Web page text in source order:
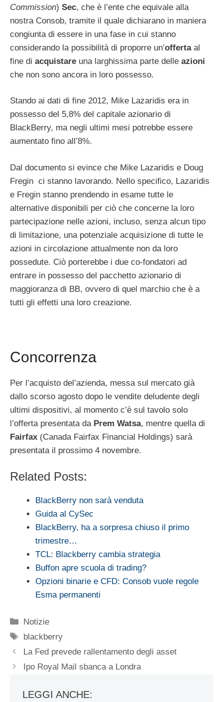
Commission) Sec, che è l’ente che equivale alla
nostra Consob, tramite il quale dichiarano in maniera
congiunta di essere in una fase in cui stanno
considerando la possibilità di proporre un’offerta al
fine di acquistare una larghissima parte delle azioni
che non sono ancora in loro possesso.
Stando ai dati di fine 2012, Mike Lazaridis era in
possesso del 5,8% del capitale azionario di
BlackBerry, ma negli ultimi mesi potrebbe essere
aumentato fino all’8%.
Dal documento si evince che Mike Lazaridis e Doug
Fregin ci stanno lavorando. Nello specifico, Lazaridis
e Fregin stanno prendendo in esame tutte le
alternative disponibili per ciò che concerne la loro
partecipazione nelle azioni, incluso, senza alcun tipo
di limitazione, una potenziale acquisizione di tutte le
azioni in circolazione attualmente non da loro
possedute. Ciò porterebbe i due co-fondatori ad
entrare in possesso del pacchetto azionario di
maggioranza di BB, ovvero di quel marchio che è a
tutti gli effetti una loro creazione.
Concorrenza
Per l’acquisto del’azienda, messa sul mercato già
dallo scorso agosto dopo le vendite deludente degli
ultimi dispositivi, al momento c’è sul tavolo solo
l’offerta presentata da Prem Watsa, mentre quella di
Fairfax (Canada Fairfax Financial Holdings) sarà
presentata il prossimo 4 novembre.
Related Posts:
BlackBerry non sarà venduta
Guida al CySec
BlackBerry, ha a sorpresa chiuso il primo
trimestre…
TCL: Blackberry cambia strategia
Buffon apre scuola di trading?
Opzioni binarie e CFD: Consob vuole regole
Esma permanenti
Categorie
Notizie
Tag
blackberry
La Fed prevede rallentamento degli asset
Ipo Royal Mail sbanca a Londra
LEGGI ANCHE: